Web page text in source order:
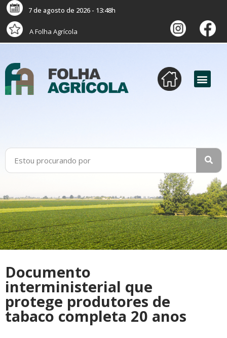
7 de agosto de 2026 - 13:48h
A Folha Agrícola
Documento
interministerial que
protege produtores de
tabaco completa 20 anos